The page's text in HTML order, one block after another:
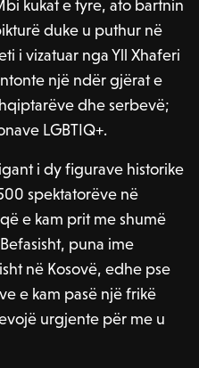
kukat e tyre, ato bartnin
duke u puthur në
i vizatuar nga Yll Xhaferi
një ndër gjërat e
dhe serbevë;
LGBTIQ+.
i dy figurave historike
spektatorëve në
e kam prit me shumë
puna ime
në Kosovë, edhe pse
e kam pasë një frikë
urgjente për me u